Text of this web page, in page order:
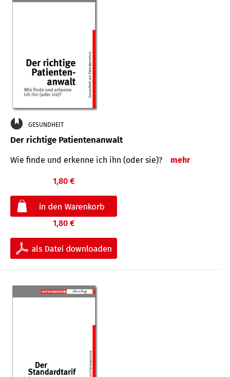
GESUNDHEIT
Der richtige Patientenanwalt
Wie finde und erkenne ich ihn (oder sie)? mehr
1,80 €
1,80 €